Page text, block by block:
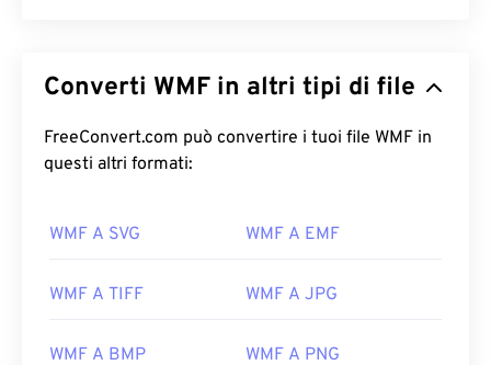
memorizzare immagini vettoriali e bitmap.
grafici tra le applicazioni Microsoft. WMF è il
precursore a 16 bit dell'Enhanced Windows Metafile
Come aprire un file WMF?
WMF si apre facilmente su Windows con programmi
Suite. Un altro programma popolare che può aprire
Converti WMF in altri tipi di file
FreeConvert.com può convertire i tuoi file WMF in
questi altri formati:
WMF A SVG WMF A EMF
WMF A TIFF WMF A JPG
WMF A BMP WMF A PNG